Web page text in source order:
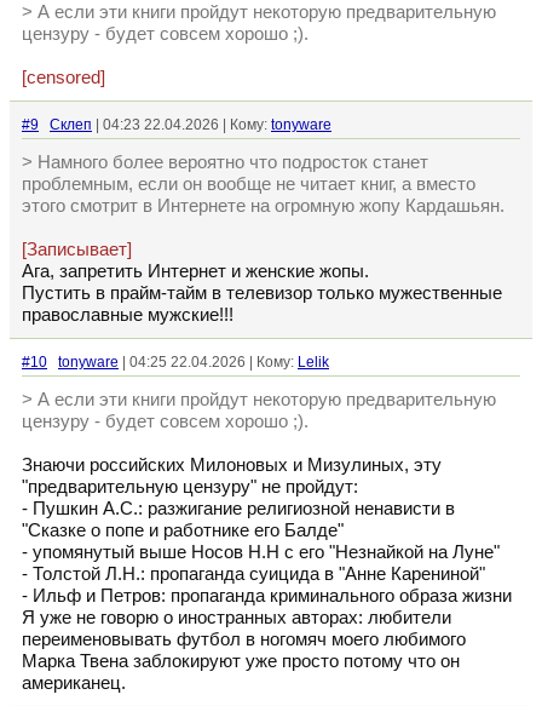
> А если эти книги пройдут некоторую предварительную
цензуру - будет совсем хорошо ;).
[censored]
#9 Склеп | 04:23 22.04.2026 | Кому: tonyware
> Намного более вероятно что подросток станет
проблемным, если он вообще не читает книг, а вместо
этого смотрит в Интернете на огромную жопу Кардашьян.
[Записывает]
Ага, запретить Интернет и женские жопы.
Пустить в прайм-тайм в телевизор только мужественные
православные мужские!!!
#10 tonyware | 04:25 22.04.2026 | Кому: Lelik
> А если эти книги пройдут некоторую предварительную
цензуру - будет совсем хорошо ;).
Знаючи российских Милоновых и Мизулиных, эту
"предварительную цензуру" не пройдут:
- Пушкин А.С.: разжигание религиозной ненависти в
"Сказке о попе и работнике его Балде"
- упомянутый выше Носов Н.Н с его "Незнайкой на Луне"
- Толстой Л.Н.: пропаганда суицида в "Анне Карениной"
- Ильф и Петров: пропаганда криминального образа жизни
Я уже не говорю о иностранных авторах: любители
переименовывать футбол в ногомяч моего любимого
Марка Твена заблокируют уже просто потому что он
американец.